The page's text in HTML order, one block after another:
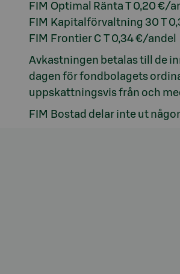
FIM Optimal Ränta T 0,20 €/
FIM Kapitalförvaltning 30 T
FIM Frontier C T 0,34 €/andel
Avkastningen betalas till de
dagen för fondbolagets
uppskattningsvis från och
FIM Bostad delar inte ut